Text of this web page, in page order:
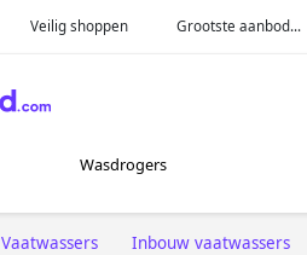
Veilig shoppen Grootste aanbod...
Wasdrogers
Vaatwassers Inbouw vaatwassers